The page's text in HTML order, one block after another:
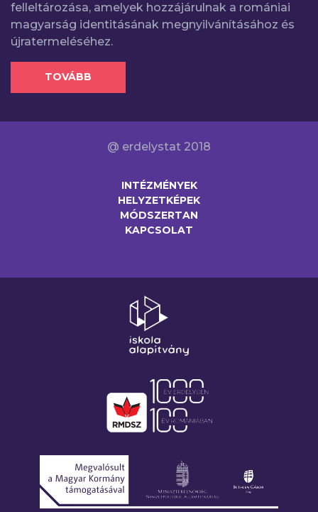
felleltározása, amelyek hozzájárulnak a romániai
magyarság identitásának megnyilvánításához és
újratermeléséhez.
TOVÁBB
@ erdelystat 2018
INTÉZMÉNYEK
HELYZETKÉPEK
MÓDSZERTAN
KAPCSOLAT